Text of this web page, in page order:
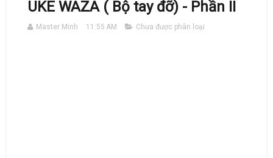
UKE WAZA ( Bộ tay đỡ) - Phần II
Master Minh 11:55 AM Chưa được phân loại